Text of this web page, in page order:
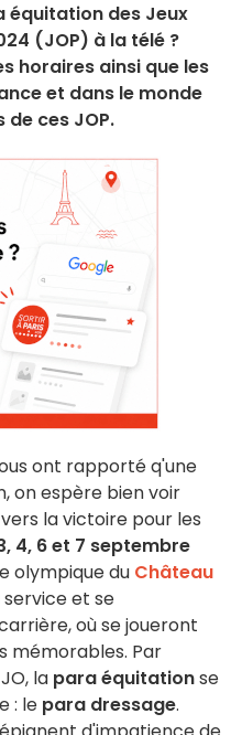
équitation des Jeux
(JOP) à la télé ?
horaires ainsi que les
et dans le monde
ces JOP.
ont rapporté q'une
on espère bien voir
la victoire pour les
4, 6 et 7 septembre
olympique du Château
et se
où se joueront
mémorables. Par
la para équitationse
: le para dressage.